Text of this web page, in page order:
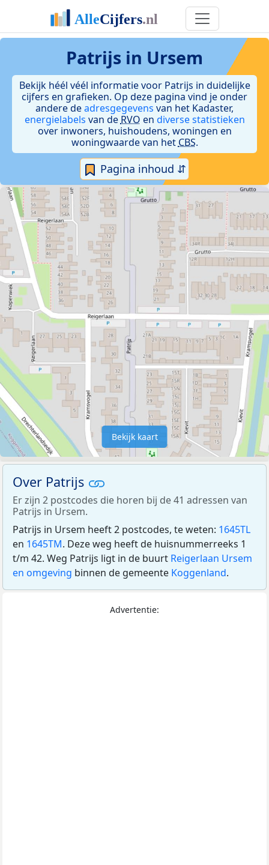
Patrijs in Ursem
Bekijk héél véél informatie voor Patrijs in duidelijke
cijfers en grafieken. Op deze pagina vind je onder
andere deadresgegevens van het Kadaster,
energielabels van de RVO en diverse statistieken
over inwoners, huishoudens, woningen en
woningwaarde van het CBS.
Pagina inhoud ⇵
Bekijk kaart
Over Patrijs
Er zijn 2 postcodes die horen bij de 41 adressen van
Patrijs in Ursem.
Patrijs in Ursem heeft 2 postcodes, te weten: 1645TL
en 1645TM. Deze weg heeft de huisnummerreeks 1
t/m 42. Weg Patrijs ligt in de buurt Reigerlaan Ursem
en omgeving binnen de gemeente Koggenland.
Advertentie: